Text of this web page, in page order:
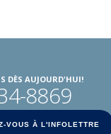
DÈS AUJOURD'HUI!
8869
VOUS À L'INFOLETTRE